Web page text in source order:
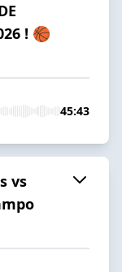
! 🏀
45:43
vs